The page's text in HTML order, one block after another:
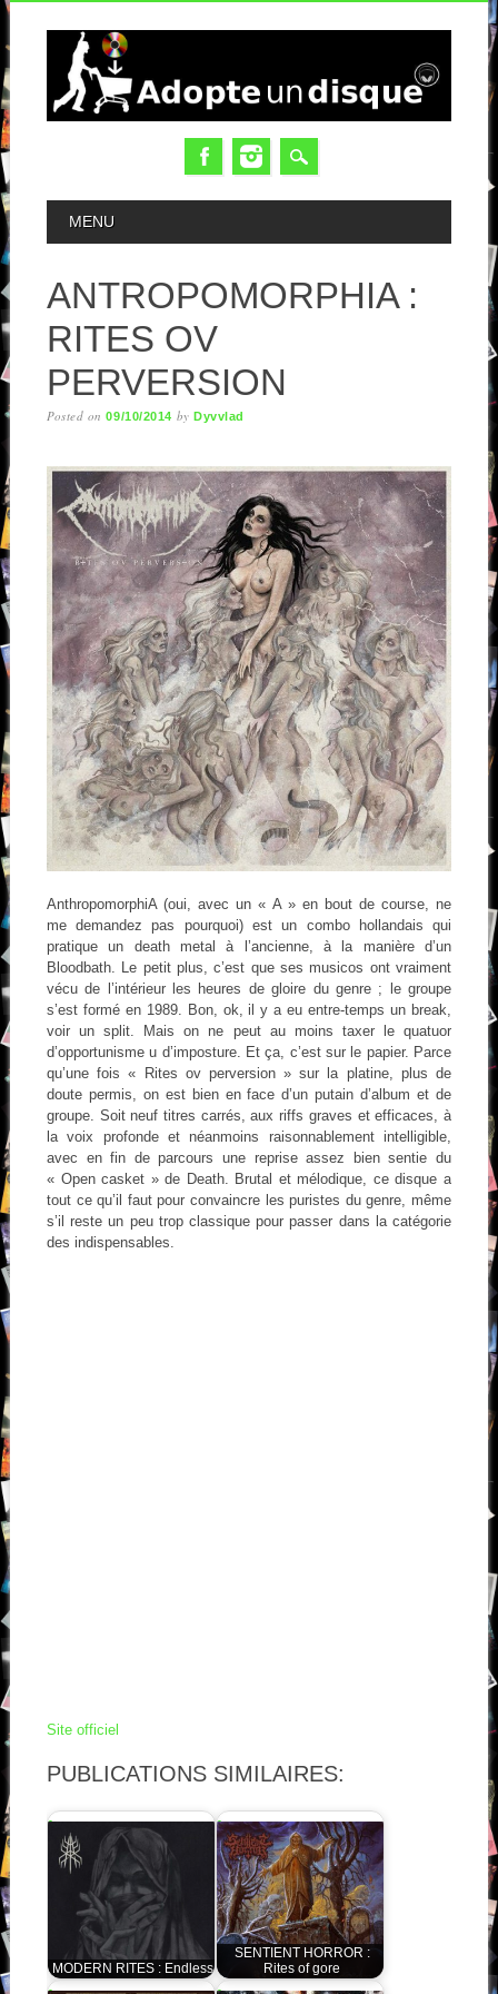
MAIN MENU
MENU
ANTROPOMORPHIA :
RITES OV
PERVERSION
Posted on09/10/2014 byDyvvlad
AnthropomorphiA (oui, avec un « A » en bout de course, ne
me demandez pas pourquoi) est un combo hollandais qui
pratique un death metal à l’ancienne, à la manière d’un
Bloodbath. Le petit plus, c’est que ses musicos ont vraiment
vécu de l’intérieur les heures de gloire du genre ; le groupe
s’est formé en 1989. Bon, ok, il y a eu entre-temps un break,
voir un split. Mais on ne peut au moins taxer le quatuor
d’opportunisme u d’imposture. Et ça, c’est sur le papier. Parce
qu’une fois « Rites ov perversion » sur la platine, plus de
doute permis, on est bien en face d’un putain d’album et de
groupe. Soit neuf titres carrés, aux riffs graves et efficaces, à
la voix profonde et néanmoins raisonnablement intelligible,
avec en fin de parcours une reprise assez bien sentie du
« Open casket » de Death. Brutal et mélodique, ce disque a
tout ce qu’il faut pour convaincre les puristes du genre, même
s’il reste un peu trop classique pour passer dans la catégorie
des indispensables.
Site officiel
PUBLICATIONS SIMILAIRES:
MODERN RITES : Endless
SENTIENT HORROR :
Rites of gore